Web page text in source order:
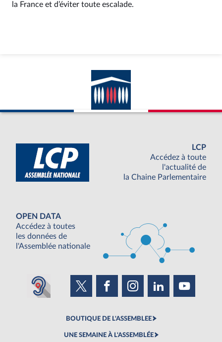
la France et d’éviter toute escalade.
LCP
Accédez à toute
l'actualité de
la Chaine Parlementaire
OPEN DATA
Accédez à toutes
les données de
l'Assemblée nationale
BOUTIQUE DE L'ASSEMBLEE
UNE SEMAINE À L'ASSEMBLÉE